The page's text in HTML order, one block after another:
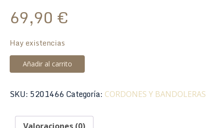
69,90 €
Hay existencias
Cordón
Saxo
S-
Arnés
Añadir al carrito
SKU: 5201466Categoría: CORDONES Y BANDOLERAS